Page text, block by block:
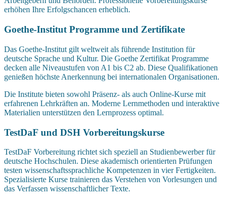
erhöhen Ihre Erfolgschancen erheblich.
Goethe-Institut Programme und Zertifikate
Das Goethe-Institut gilt weltweit als führende Institution für
deutsche Sprache und Kultur. Die Goethe Zertifikat Programme
decken alle Niveaustufen von A1 bis C2 ab. Diese Qualifikationen
genießen höchste Anerkennung bei internationalen Organisationen.
Die Institute bieten sowohl Präsenz- als auch Online-Kurse mit
erfahrenen Lehrkräften an. Moderne Lernmethoden und interaktive
Materialien unterstützen den Lernprozess optimal.
TestDaF und DSH Vorbereitungskurse
TestDaF Vorbereitung richtet sich speziell an Studienbewerber für
deutsche Hochschulen. Diese akademisch orientierten Prüfungen
testen wissenschaftssprachliche Kompetenzen in vier Fertigkeiten.
Spezialisierte Kurse trainieren das Verstehen von Vorlesungen und
das Verfassen wissenschaftlicher Texte.